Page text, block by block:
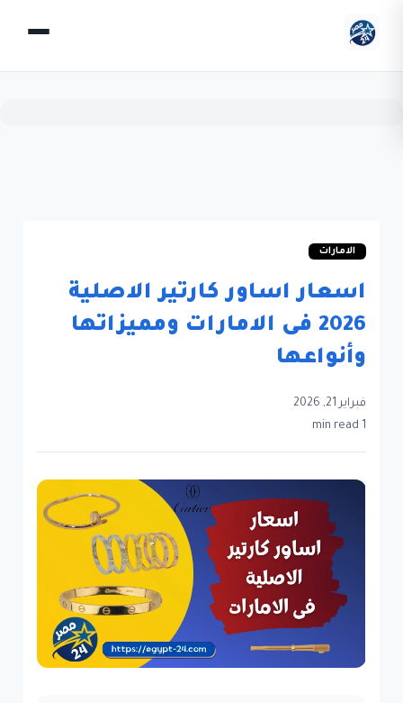
الامارات
اسعار اساور كارتير الاصلية
2026 فى الامارات ومميزاتها
وأنواعها
فبراير 21, 2026
1 min read